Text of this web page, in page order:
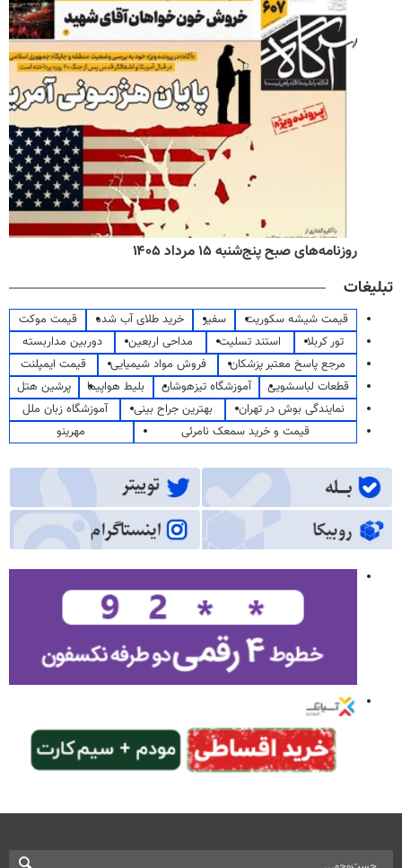
روزنامه‌های صبح پنج‌شنبه ۱۵ مرداد ۱۴۰۵
تبلیغات
قیمت شیشه سکوریت سفیر خرید طلای آب شده
قیمت موکت
تور کربلا
استند تسلیت مداحی اربعین
دوربین مداربسته
مرجع پاسخ معتبر پزشکان
فروش مواد شیمیایی
قیمت ایمپلنت
قطعات لباسشویی
آموزشگاه تیزهوشان بلیط هواپیما
پرشین هتل
نمایندگی بوش در تهران
بهترین جراح بینی
آموزشگاه زبان ملل
قیمت و خرید سمعک نامرئی
مهرینو